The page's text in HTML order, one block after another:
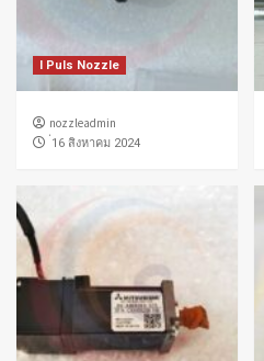
I Puls Nozzle
nozzleadmin
่16 สิงหาคม 2024